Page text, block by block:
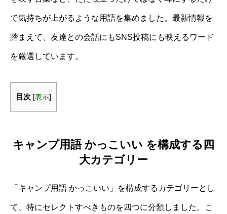
で気持ちが上がるような用語を集めました。最新情報を
踏まえて、友達との会話にもSNS投稿にも映えるワード
を厳選しています。
目次 [表示]
キャンプ用語 かっこいい を構成する四
大カテゴリー
「キャンプ用語 かっこいい」を構成するカテゴリーとし
て、特にセレクトすべきものを四つに分類しました。こ